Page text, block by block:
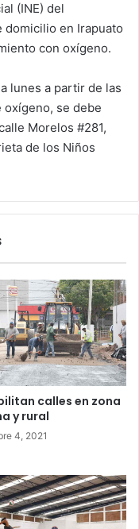
(INE) del
en Irapuato
con oxígeno.
lunes a partir de las
oxígeno, se debe
Morelos #281,
de los Niños
calles en zona
y rural
4, 2021